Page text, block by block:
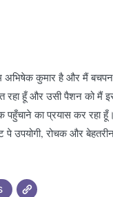
अभिषेक कुमार है और मैं
रहा हूँ और उसी पैशन को मैं
का प्रयास कर रहा
उपयोगी, रोचक और बेहतरीन